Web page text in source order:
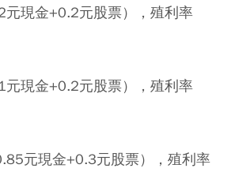
現金+0.2元股票），殖利率
現金+0.2元股票），殖利率
元現金+0.3元股票），殖利率